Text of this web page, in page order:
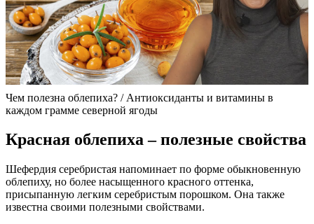
Чем полезна облепиха? / Антиоксиданты и витамины в
каждом грамме северной ягоды
Красная облепиха – полезные свойства
Шефердия серебристая напоминает по форме обыкновенную
облепиху, но более насыщенного красного оттенка,
присыпанную легким серебристым порошком. Она также
известна своими полезными свойствами.